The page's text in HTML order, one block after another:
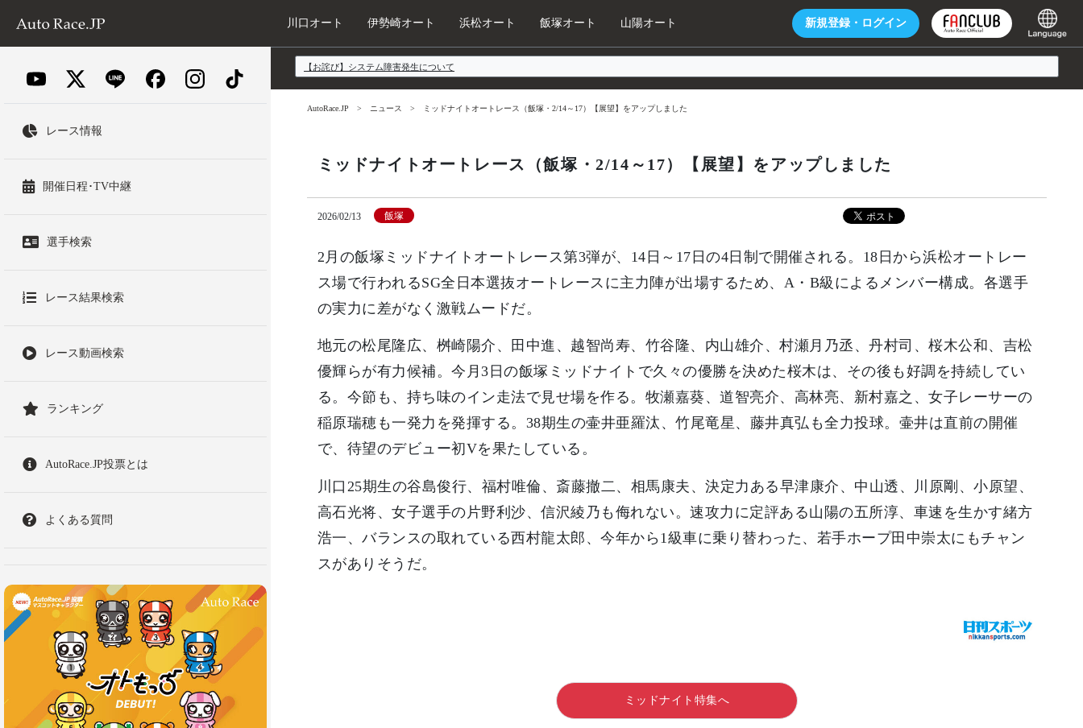
新規登録・ ログイン
川口オート 伊勢崎オート 浜松オート 飯塚オート 山陽オート
レース情報
開催日程･TV中継
選手検索
レース結果検索
レース動画検索
ランキング
AutoRace.JP投票とは
よくある質問
【お詫び】システム障害発生について
AutoRace.JP ニュース ミッドナイトオートレース（飯塚・2/14～17）【展望】をアップしました
ミッドナイトオートレース（飯塚・2/14～17）【展望】をアップしました
2026/02/13 飯塚
2月の飯塚ミッドナイトオートレース第3弾が、14日～17日の4日制で開催される。18日から浜松オートレー
ス場で行われるSG全日本選抜オートレースに主力陣が出場するため、A・B級によるメンバー構成。各選手
の実力に差がなく激戦ムードだ。
地元の松尾隆広、桝崎陽介、田中進、越智尚寿、竹谷隆、内山雄介、村瀬月乃丞、丹村司、桜木公和、吉松
優輝らが有力候補。今月3日の飯塚ミッドナイトで久々の優勝を決めた桜木は、その後も好調を持続してい
る。今節も、持ち味のイン走法で見せ場を作る。牧瀬嘉葵、道智亮介、高林亮、新村嘉之、女子レーサーの
稲原瑞穂も一発力を発揮する。38期生の壷井亜羅汰、竹尾竜星、藤井真弘も全力投球。壷井は直前の開催
で、待望のデビュー初Vを果たしている。
川口25期生の谷島俊行、福村唯倫、斎藤撤二、相馬康夫、決定力ある早津康介、中山透、川原剛、小原望、
高石光将、女子選手の片野利沙、信沢綾乃も侮れない。速攻力に定評ある山陽の五所淳、車速を生かす緒方
浩一、バランスの取れている西村龍太郎、今年から1級車に乗り替わった、若手ホープ田中崇太にもチャン
スがありそうだ。
ミッドナイト特集へ